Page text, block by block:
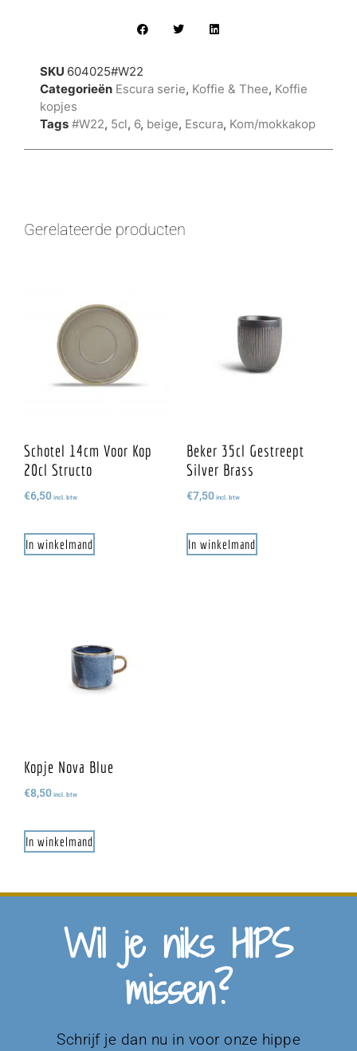
SKU 604025#W22
Categorieën Escura serie, Koffie & Thee, Koffie
kopjes
Tags #W22, 5cl, 6, beige, Escura, Kom/mokkakop
Gerelateerde producten
Schotel 14cm Voor Kop
20cl Structo
€6,50 incl. btw
In winkelmand
Beker 35cl Gestreept
Silver Brass
€7,50 incl. btw
In winkelmand
Kopje Nova Blue
€8,50 incl. btw
In winkelmand
Wil je niks HIPS
missen?
Schrijf je dan nu in voor onze hippe